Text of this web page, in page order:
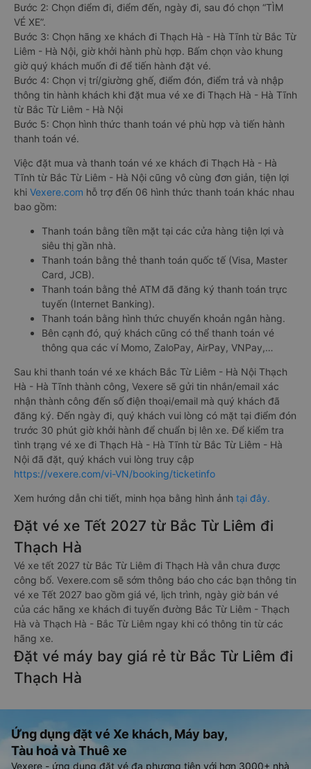
Bước 2: Chọn điểm đi, điểm đến, ngày đi, sau đó chọn “TÌM
VÉ XE”.
Bước 3: Chọn hãng xe khách đi Thạch Hà - Hà Tĩnh từ Bắc Từ
Liêm - Hà Nội, giờ khởi hành phù hợp. Bấm chọn vào khung
giờ quý khách muốn đi để tiến hành đặt vé.
Bước 4: Chọn vị trí/giường ghế, điểm đón, điểm trả và nhập
thông tin hành khách khi đặt mua vé xe đi Thạch Hà - Hà Tĩnh
từ Bắc Từ Liêm - Hà Nội
Bước 5: Chọn hình thức thanh toán vé phù hợp và tiến hành
thanh toán vé.
Việc đặt mua và thanh toán vé xe khách đi Thạch Hà - Hà
Tĩnh từ Bắc Từ Liêm - Hà Nội cũng vô cùng đơn giản, tiện lợi
khi Vexere.com hỗ trợ đến 06 hình thức thanh toán khác nhau
bao gồm:
Thanh toán bằng tiền mặt tại các cửa hàng tiện lợi và
siêu thị gần nhà.
Thanh toán bằng thẻ thanh toán quốc tế (Visa, Master
Card, JCB).
Thanh toán bằng thẻ ATM đã đăng ký thanh toán trực
tuyến (Internet Banking).
Thanh toán bằng hình thức chuyển khoản ngân hàng.
Bên cạnh đó, quý khách cũng có thể thanh toán vé
thông qua các ví Momo, ZaloPay, AirPay, VNPay,…
Sau khi thanh toán vé xe khách Bắc Từ Liêm - Hà Nội Thạch
Hà - Hà Tĩnh thành công, Vexere sẽ gửi tin nhắn/email xác
nhận thành công đến số điện thoại/email mà quý khách đã
đăng ký. Đến ngày đi, quý khách vui lòng có mặt tại điểm đón
trước 30 phút giờ khởi hành để chuẩn bị lên xe. Để kiểm tra
tình trạng vé xe đi Thạch Hà - Hà Tĩnh từ Bắc Từ Liêm - Hà
Nội đã đặt, quý khách vui lòng truy cập
https://vexere.com/vi-VN/booking/ticketinfo
Xem hướng dẫn chi tiết, minh họa bằng hình ảnh tại đây.
Đặt vé xe Tết 2027 từ Bắc Từ Liêm đi
Thạch Hà
Vé xe tết 2027 từ Bắc Từ Liêm đi Thạch Hà vẫn chưa được
công bố. Vexere.com sẽ sớm thông báo cho các bạn thông tin
vé xe Tết 2027 bao gồm giá vé, lịch trình, ngày giờ bán vé
của các hãng xe khách đi tuyến đường Bắc Từ Liêm - Thạch
Hà và Thạch Hà - Bắc Từ Liêm ngay khi có thông tin từ các
hãng xe.
Đặt vé máy bay giá rẻ từ Bắc Từ Liêm đi
Thạch Hà
Ứng dụng đặt vé Xe khách, Máy bay,
Tàu hoả và Thuê xe
Vexere - ứng dụng đặt vé đa phương tiện với hơn 3000+ nhà